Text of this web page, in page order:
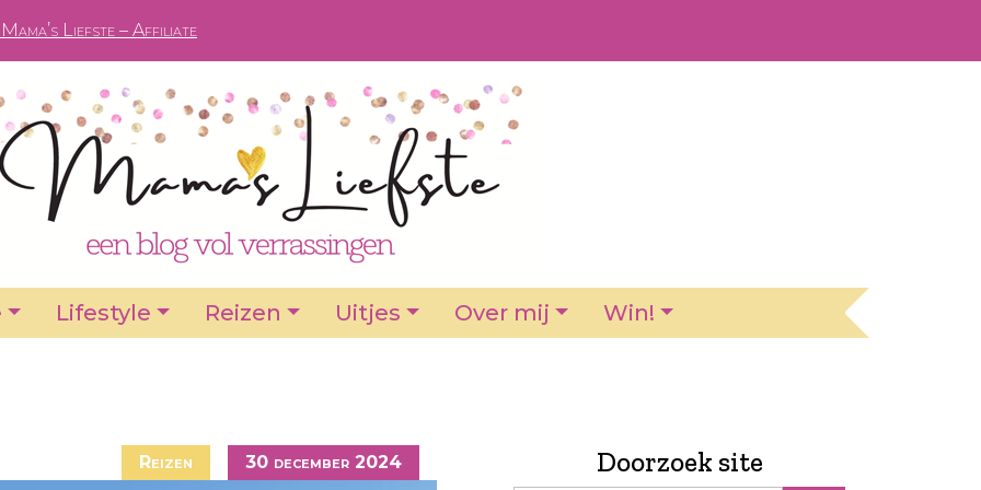
Liefste – Affiliate
Lifestyle Reizen Uitjes Over mij Win!
Reizen 30 december 2024 Doorzoek site